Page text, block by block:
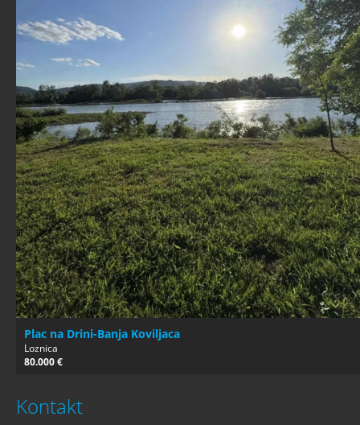
Plac na Drini-Banja Koviljaca
Loznica
80.000 €
Kontakt